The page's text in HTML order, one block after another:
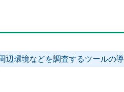
辺環境などを調査するツールの